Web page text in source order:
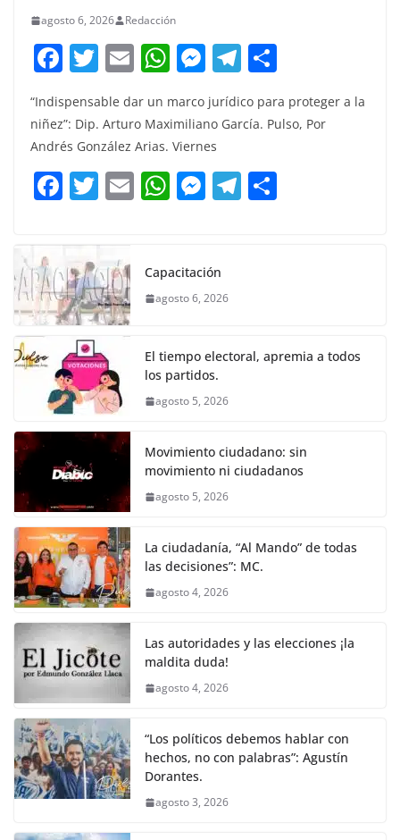
agosto 6, 2026 Redacción
F
c
e
b
o
k
T
w
itt
er
E
ai
l
W
at
s
A
p
M
e
ss
e
n
g
T
e
a
m
m
“Indispensable dar un marco jurídico para proteger a la
niñez”: Dip. Arturo Maximiliano García. Pulso, Por
Andrés González Arias. Viernes
F
c
e
b
o
o
k
T
itt
er
E W
s
A
p
M
e
n
er
T
Capacitación
agosto 6, 2026
El tiempo electoral, apremia a todos
los partidos.
agosto 5, 2026
Movimiento ciudadano: sin
movimiento ni ciudadanos
agosto 5, 2026
La ciudadanía, “Al Mando” de todas
las decisiones”: MC.
agosto 4, 2026
Las autoridades y las elecciones ¡la
maldita duda!
agosto 4, 2026
“Los políticos debemos hablar con
hechos, no con palabras”: Agustín
Dorantes.
agosto 3, 2026